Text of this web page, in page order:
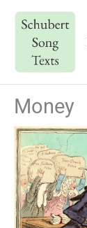
content
Money